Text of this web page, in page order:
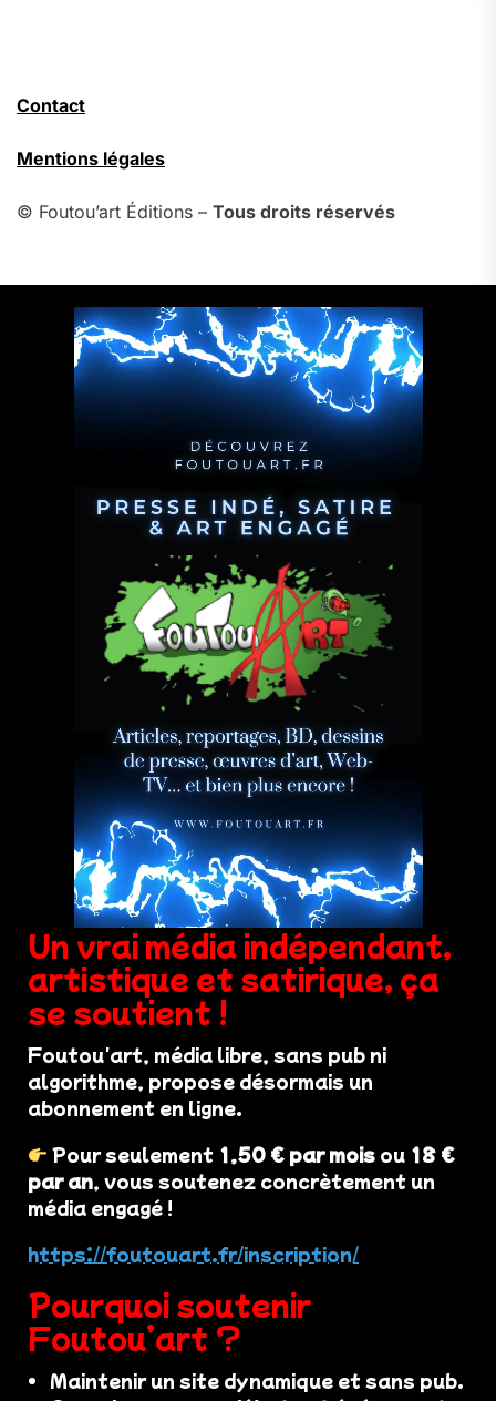
Contact
Mentions légales
© Foutou’art Éditions – Tous droits réservés
Un vrai média indépendant,
artistique et satirique, ça
se soutient !
Foutou'art, média libre, sans pub ni
algorithme, propose désormais un
abonnement en ligne.
Pour seulement 1,50 € par mois ou 18 €
par an, vous soutenez concrètement un
média engagé !
https://foutouart.fr/inscription/
Pourquoi soutenir
Foutou’art ?
Maintenir un site dynamique et sans pub.